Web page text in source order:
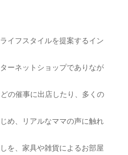
イフスタイルを提案するイン
ーネットショップでありなが
の催事に出店したり、多くの
め、リアルなママの声に触れ
を、家具や雑貨によるお部屋